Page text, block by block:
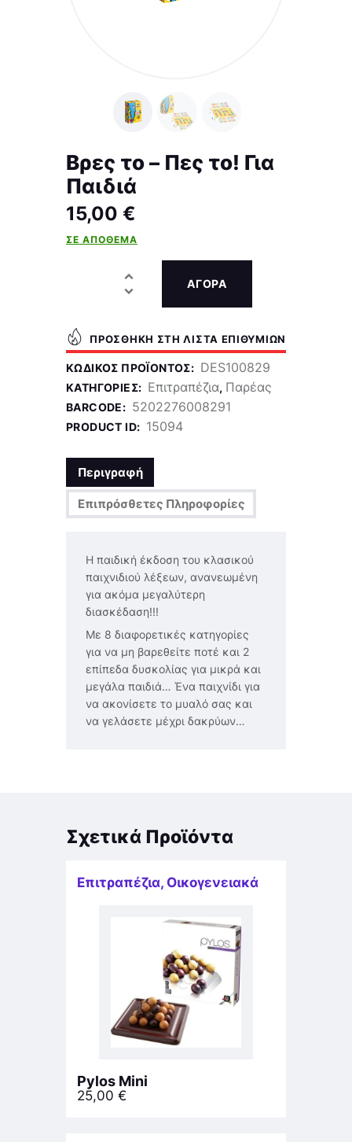
Βρες το – Πες το! Για
Παιδιά
15,00 €
ΣΕ ΑΠΌΘΕΜΑ
ΑΓΟΡΑ
ΠΡΟΣΘΉΚΗ ΣΤΗ ΛΊΣΤΑ ΕΠΙΘΥΜΙΏΝ
ΚΩΔΙΚΌΣ ΠΡΟΪΌΝΤΟΣ: DES100829
ΚΑΤΗΓΟΡΊΕΣ: Επιτραπέζια, Παρέας
BARCODE: 5202276008291
PRODUCT ID: 15094
Περιγραφή
Επιπρόσθετες Πληροφορίες
Η παιδική έκδοση του κλασικού
παιχνιδιού λέξεων, ανανεωμένη
για ακόμα μεγαλύτερη
διασκέδαση!!!
Με 8 διαφορετικές κατηγορίες
για να μη βαρεθείτε ποτέ και 2
επίπεδα δυσκολίας για μικρά και
μεγάλα παιδιά… Ένα παιχνίδι για
να ακονίσετε το μυαλό σας και
να γελάσετε μέχρι δακρύων…
Σχετικά Προϊόντα
Επιτραπέζια, Οικογενειακά
Pylos Mini
25,00 €